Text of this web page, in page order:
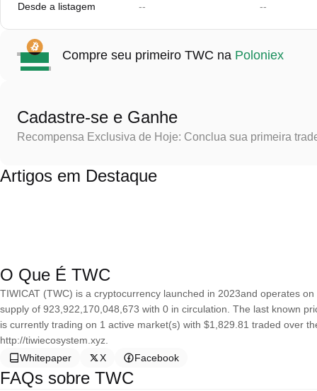
Desde a listagem -- --
Compre seu primeiro TWC na Poloniex
Cadastre-se e Ganhe
Recompensa Exclusiva de Hoje: Conclua sua primeira
Artigos em Destaque
O Que É TWC
TIWICAT (TWC) is a cryptocurrency launched in 2023and operates
supply of 923,922,170,048,673 with 0 in circulation. The last known
is currently trading on 1 active market(s) with $1,829.81 traded over
http://tiwiecosystem.xyz.
Whitepaper
X Facebook
FAQs sobre TWC